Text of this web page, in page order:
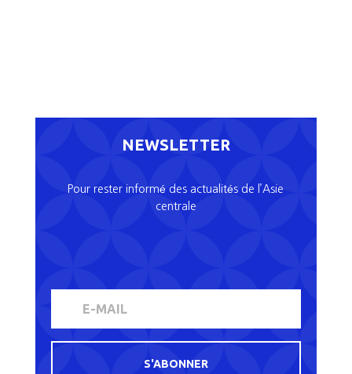
NEWSLETTER
Pour rester informé des actualités de l’Asie
centrale
S'ABONNER